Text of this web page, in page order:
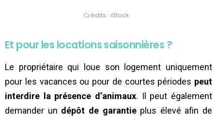
Crédits : iStock
Et pour les locations saisonnières ?
Le propriétaire qui loue son logement uniquement
pour les vacances ou pour de courtes périodes peut
interdire la présence d’animaux. Il peut également
demander un dépôt de garantieplus élevé afin de